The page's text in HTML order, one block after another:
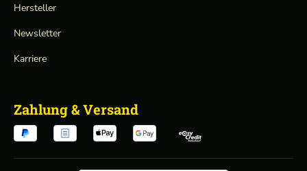
Hersteller
Newsletter
Karriere
Zahlung & Versand